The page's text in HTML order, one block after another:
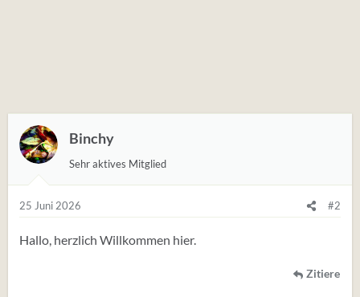
Binchy
Sehr aktives Mitglied
25 Juni 2026 #2
Hallo, herzlich Willkommen hier.
Zitiere